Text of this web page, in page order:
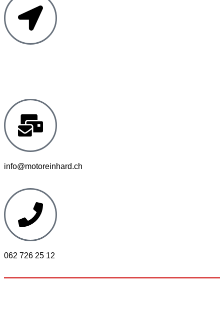
info@motoreinhard.ch
062 726 25 12